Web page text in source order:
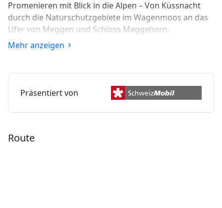
Promenieren mit Blick in die Alpen – Von Küssnacht
durch die Naturschutzgebiete im Wagenmoos an das
Ufer von Meggen und Schloss Meggehorn.
Annäherung an die Stadt Luzern und Einmarsch über
die Tourismusallee des 19. Jahrhunderts, die
Mehr anzeigen
Präsentiert von
Route